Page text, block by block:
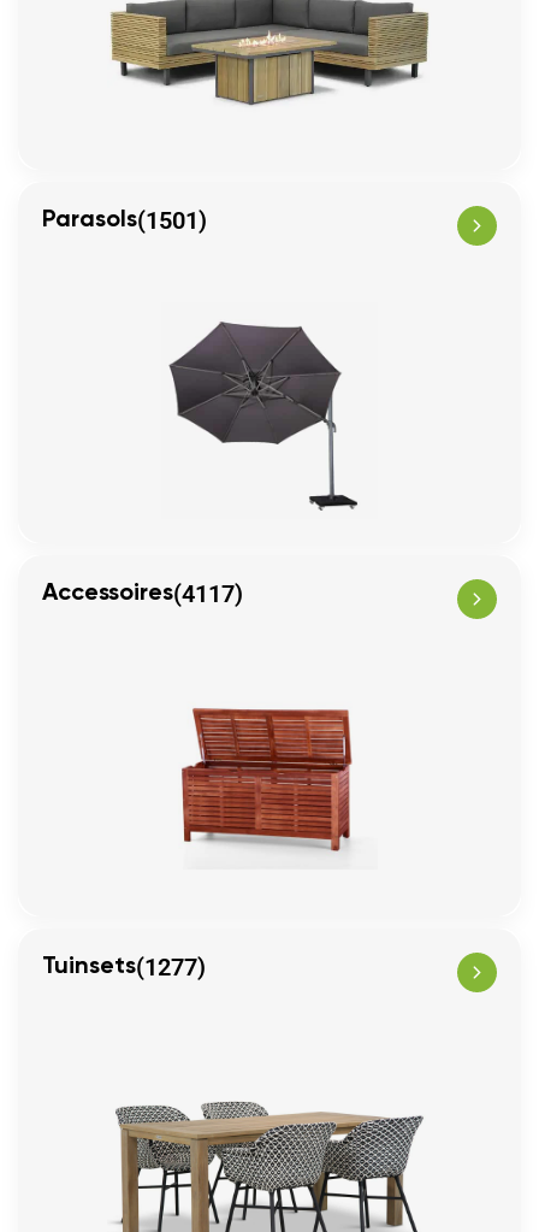
Parasols(1501)
Accessoires(4117)
Tuinsets(1277)